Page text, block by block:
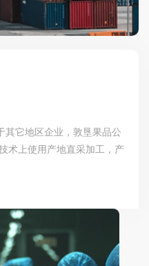
其它地区企业，敦垦果品公
术上使用产地直采加工，产